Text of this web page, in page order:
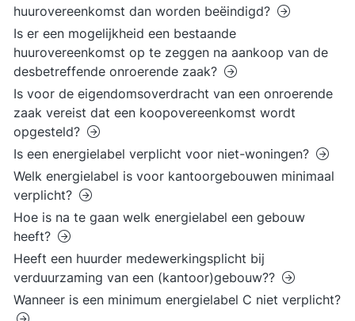
huurovereenkomst dan worden beëindigd?
Is er een mogelijkheid een bestaande
huurovereenkomst op te zeggen na aankoop van de
desbetreffende onroerende zaak?
Is voor de eigendomsoverdracht van een onroerende
zaak vereist dat een koopovereenkomst wordt
opgesteld?
Is een energielabel verplicht voor niet-woningen?
Welk energielabel is voor kantoorgebouwen minimaal
verplicht?
Hoe is na te gaan welk energielabel een gebouw
heeft?
Heeft een huurder medewerkingsplicht bij
verduurzaming van een (kantoor)gebouw??
Wanneer is een minimum energielabel C niet verplicht?